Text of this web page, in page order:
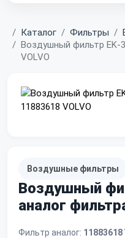
Главная
Каталог Фильтры
Воздушный фильтр EK-
VOLVO
Воздушные фильтры
Воздушный
аналог
Фильтр аналог: 11883618